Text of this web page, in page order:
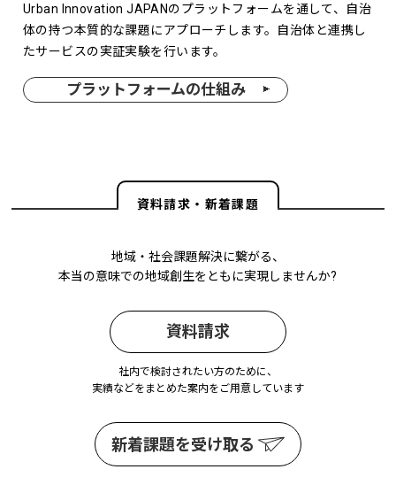
Urban Innovation JAPANのプラットフォームを通して、自治
体の持つ本質的な課題にアプローチします。自治体と連携し
たサービスの実証実験を行います。
プラットフォームの仕組み
資料請求・新着課題
地域・社会課題解決に繋がる、
本当の意味での地域創生をともに実現しませんか?
資料請求
社内で検討されたい方のために、
実績などをまとめた案内をご用意しています
新着課題を受け取る